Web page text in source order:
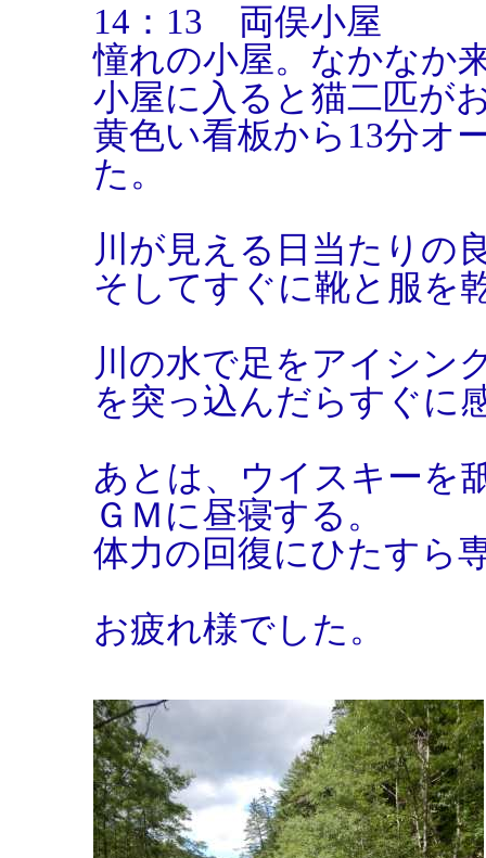
14：13 両俣小屋
憧れの小屋。なかな
小屋に入ると猫二匹が
黄色い看板から13分オ
た。
川が見える日当たりの
そしてすぐに靴と服を
川の水で足をアイシン
を突っ込んだらすぐに
あとは、ウイスキーを
ＧＭに昼寝する。
体力の回復にひたすら
お疲れ様でした。